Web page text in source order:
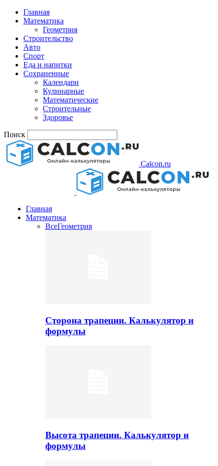
Главная
Математика
Геометрия
Строительство
Авто
Спорт
Еда и напитки
Сохраненные
Календари
Кулинарные
Математические
Строительные
Здоровье
Поиск
Calcon.ru
Главная
Математика
ВсеГеометрия
Сторона трапеции. Калькулятор и
формулы
Высота трапеции. Калькулятор и
формулы